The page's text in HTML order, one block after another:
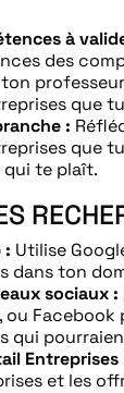
à
des
que
:
que
te plaît.
: Utilise
dans ton
sociaux :
ou
qui
Entreprises
et les